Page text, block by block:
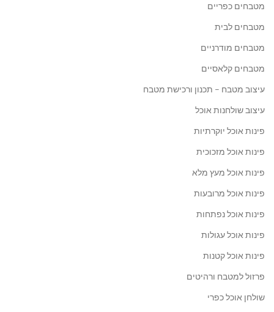
מטבחים כפריים
מטבחים לבית
מטבחים מודרניים
מטבחים קלאסיים
עיצוב מטבח – תכנון ורכישת מטבח
עיצוב שולחנות אוכל
פינות אוכל יוקרתיות
פינות אוכל מזכוכית
פינות אוכל מעץ מלא
פינות אוכל מרובעות
פינות אוכל נפתחות
פינות אוכל עגולות
פינות אוכל קטנות
פרזול למטבח ורהיטים
שולחן אוכל כפרי